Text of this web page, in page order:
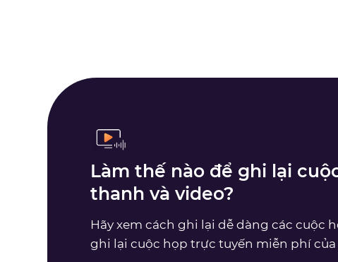
Làm thế nào để ghi lại
thanh và video?
Hãy xem cách ghi lại dễ dàng các cuộc
ghi lại cuộc họp trực tuyến miễn phí